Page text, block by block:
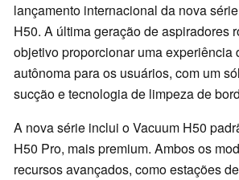
lançamento internacional da nova
H50. A última geração de aspiradores
objetivo proporcionar uma experiência
autônoma para os usuários, com um
sucção e tecnologia de limpeza de
A nova série inclui o Vacuum H50
H50 Pro, mais premium. Ambos os
recursos avançados, como estações